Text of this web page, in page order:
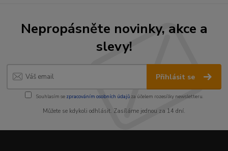
Nepropásněte novinky, akce a
slevy!
Přihlásit se
Souhlasím se zpracováním osobních údajůza účelem rozesílky newsletteru.
Můžete se kdykoli odhlásit. Zasíláme jednou za 14 dní.